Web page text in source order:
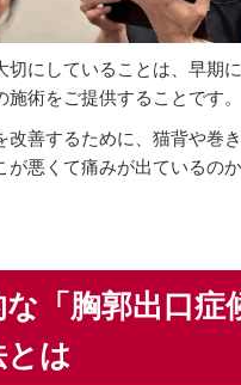
切にしていることは、早期
施術をご提供することです。
改善するために、猫背や巻
が悪くて痛みが出ているの
な「胸郭出口症
とは